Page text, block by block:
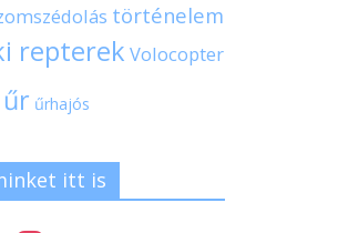
történelem
repterek Volocopter
űr űrhajós
itt is